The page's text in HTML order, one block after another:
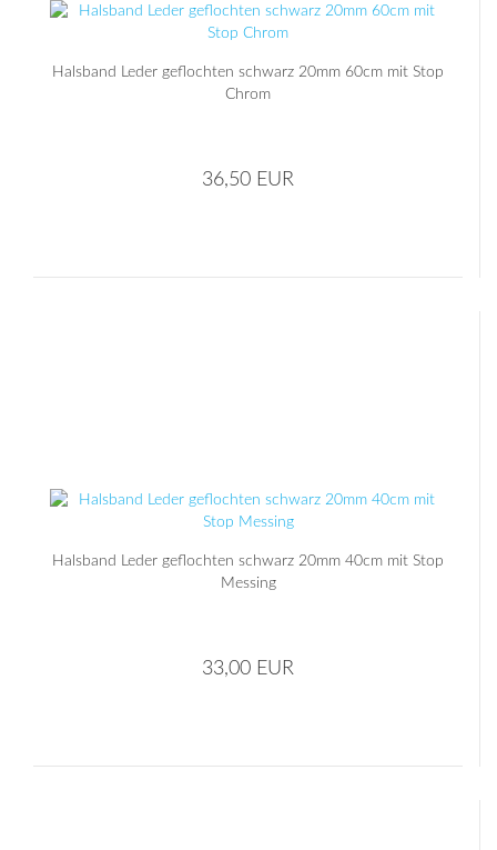
Halsband Leder geflochten schwarz 20mm 60cm mit Stop
Chrom
36,50 EUR
Halsband Leder geflochten schwarz 20mm 40cm mit Stop
Messing
33,00 EUR